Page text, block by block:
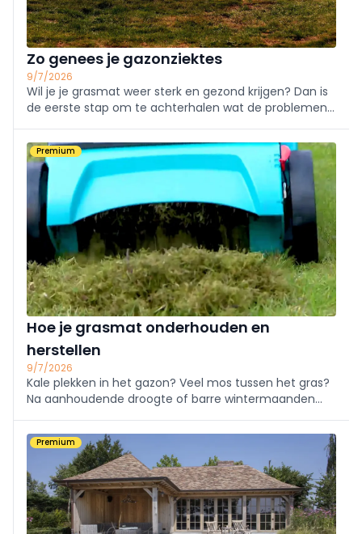
Zo genees je gazonziektes
9/7/2026
Wil je je grasmat weer sterk en gezond krijgen? Dan is
de eerste stap om te achterhalen wat de problemen
een overzicht van mogelijke gazonziektes.
Premium
Hoe je grasmat onderhouden en
herstellen
9/7/2026
Kale plekken in het gazon? Veel mos tussen het gras?
Na aanhoudende droogte of barre wintermaanden
die weer in topvorm te krijgen, is een halfjaarlijkse
onderhoudsbeurt aangewezen. We overlopen...
Premium